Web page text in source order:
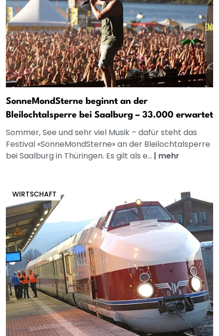
SonneMondSterne beginnt an der
Bleilochtalsperre bei Saalburg – 33.000 erwartet
Sommer, See und sehr viel Musik – dafür steht das
Festival «SonneMondSterne» an der Bleilochtalsperre
bei Saalburg in Thüringen. Es gilt als e... | mehr
WIRTSCHAFT